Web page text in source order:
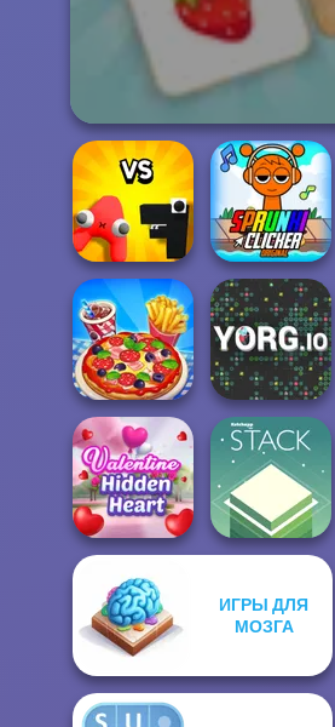
Alphabet: Merge
And Fight
Super Sprunki
Clicker
Cooking Live YORG.io
Valentine Hidden
Heart
ИГРЫ ДЛЯ
МОЗГА